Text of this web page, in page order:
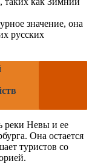
значение, она
русских
реки Невы и ее
Она остается
туристов со